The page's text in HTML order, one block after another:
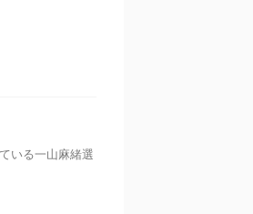
いる一山麻緒選